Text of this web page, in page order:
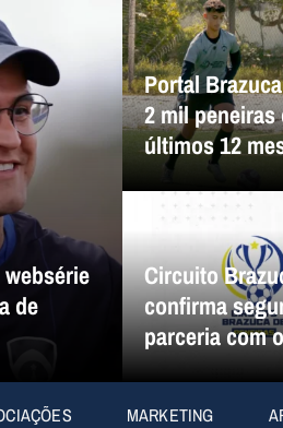
de
Portal
2 mil
últimos 12
Circuito
confirma
parceria com
MARKETING